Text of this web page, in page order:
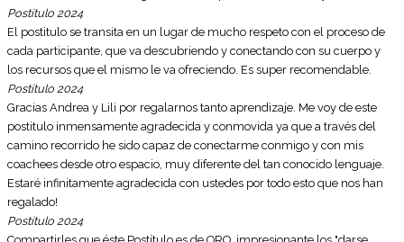
Postítulo 2024
El postitulo se transita en un lugar de mucho respeto con el proceso de
cada participante, que va descubriendo y conectando con su cuerpo y
los recursos que el mismo le va ofreciendo. Es super recomendable.
Postítulo 2024
Gracias Andrea y Lili por regalarnos tanto aprendizaje. Me voy de este
postitulo inmensamente agradecida y conmovida ya que a través del
camino recorrido he sido capaz de conectarme conmigo y con mis
coachees desde otro espacio, muy diferente del tan conocido lenguaje.
Estaré infinitamente agradecida con ustedes por todo esto que nos han
regalado!
Postítulo 2024